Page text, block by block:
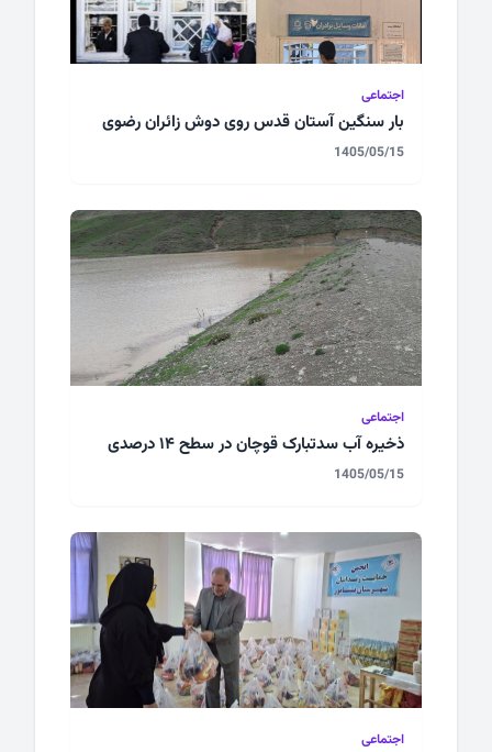
اجتماعی
بار سنگین آستان قدس روی دوش زائران رضوی
1405/05/15
اجتماعی
ذخیره آب سدتبارک قوچان در سطح ۱۴ درصدی
1405/05/15
اجتماعی